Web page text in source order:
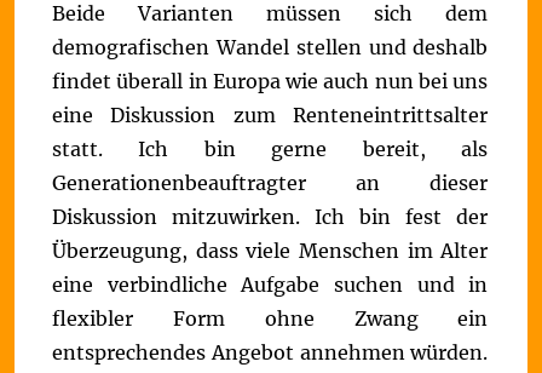
Beide Varianten müssen sich dem
demografischen Wandel stellen und deshalb
findet überall in Europa wie auch nun bei uns
eine Diskussion zum Renteneintrittsalter
statt.Ich bin gerne bereit, als
Generationenbeauftragter an dieser
Diskussion mitzuwirken. Ich bin fest der
Überzeugung, dass viele Menschen im Alter
eine verbindliche Aufgabe suchen und in
flexibler Form ohne Zwang ein
entsprechendes Angebot annehmen würden.